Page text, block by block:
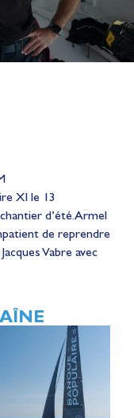
XI le 13
d’été. Armel
de reprendre
Vabre avec